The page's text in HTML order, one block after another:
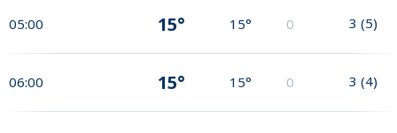
05:00 15° 15° 0 3 (5)
06:00 15° 15° 0 3 (4)